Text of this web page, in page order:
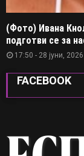
(Фото) Ивана
подготви се за
17:50 - 28 јуни, 2026
FACEBOOK